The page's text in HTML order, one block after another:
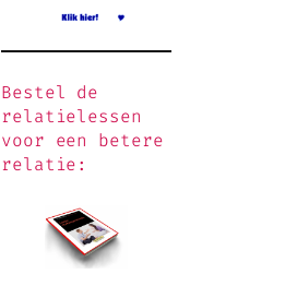
Bestel de
relatielessen
voor een betere
relatie: